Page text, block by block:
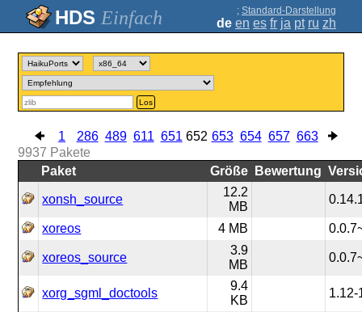
Einfach ; Standard-Darstellung
de en es fr ja pt ru zh
Los
1 286 489 611 651 652 653 654 657 663
9937 Pakete
Paket
Größe Bewertung
xonsh_source
12.2
MB
xoreos 4 MB
xoreos_source
3.9
MB
xorg_sgml_doctools
9.4
KB
1.12-